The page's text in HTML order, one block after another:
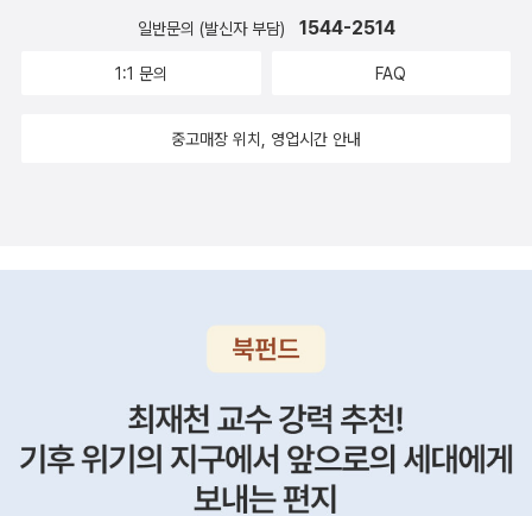
콜론에서 출간할때는 엽서 이벤트가 있었는데, 시공사로 가면서 엽서
선'을 읽고 알았어요. 영화도 안봐서 솔직히 어떤 캐릭터인지는 잘 몰
스페셜이라는데, 우리는 만우절에 출간되지도 않았어요. ㅋㅋ 할리
비는 따로 없네... 배트맨은 캐릭터뿐만 아니라 '고담'이라는 장소
마저도 성지로 만들었네요.^^ 마블에는 블랙 호크가 있고 DC에는
그린 애로우 슈퍼맨의 숙적 루터 캡틴 마블 - 표지만 봤을때는, 슈퍼
일반문의 (발신자 부담) 1544-2514
1:1 문의 FAQ
중고매장 위치, 영업시간 안내